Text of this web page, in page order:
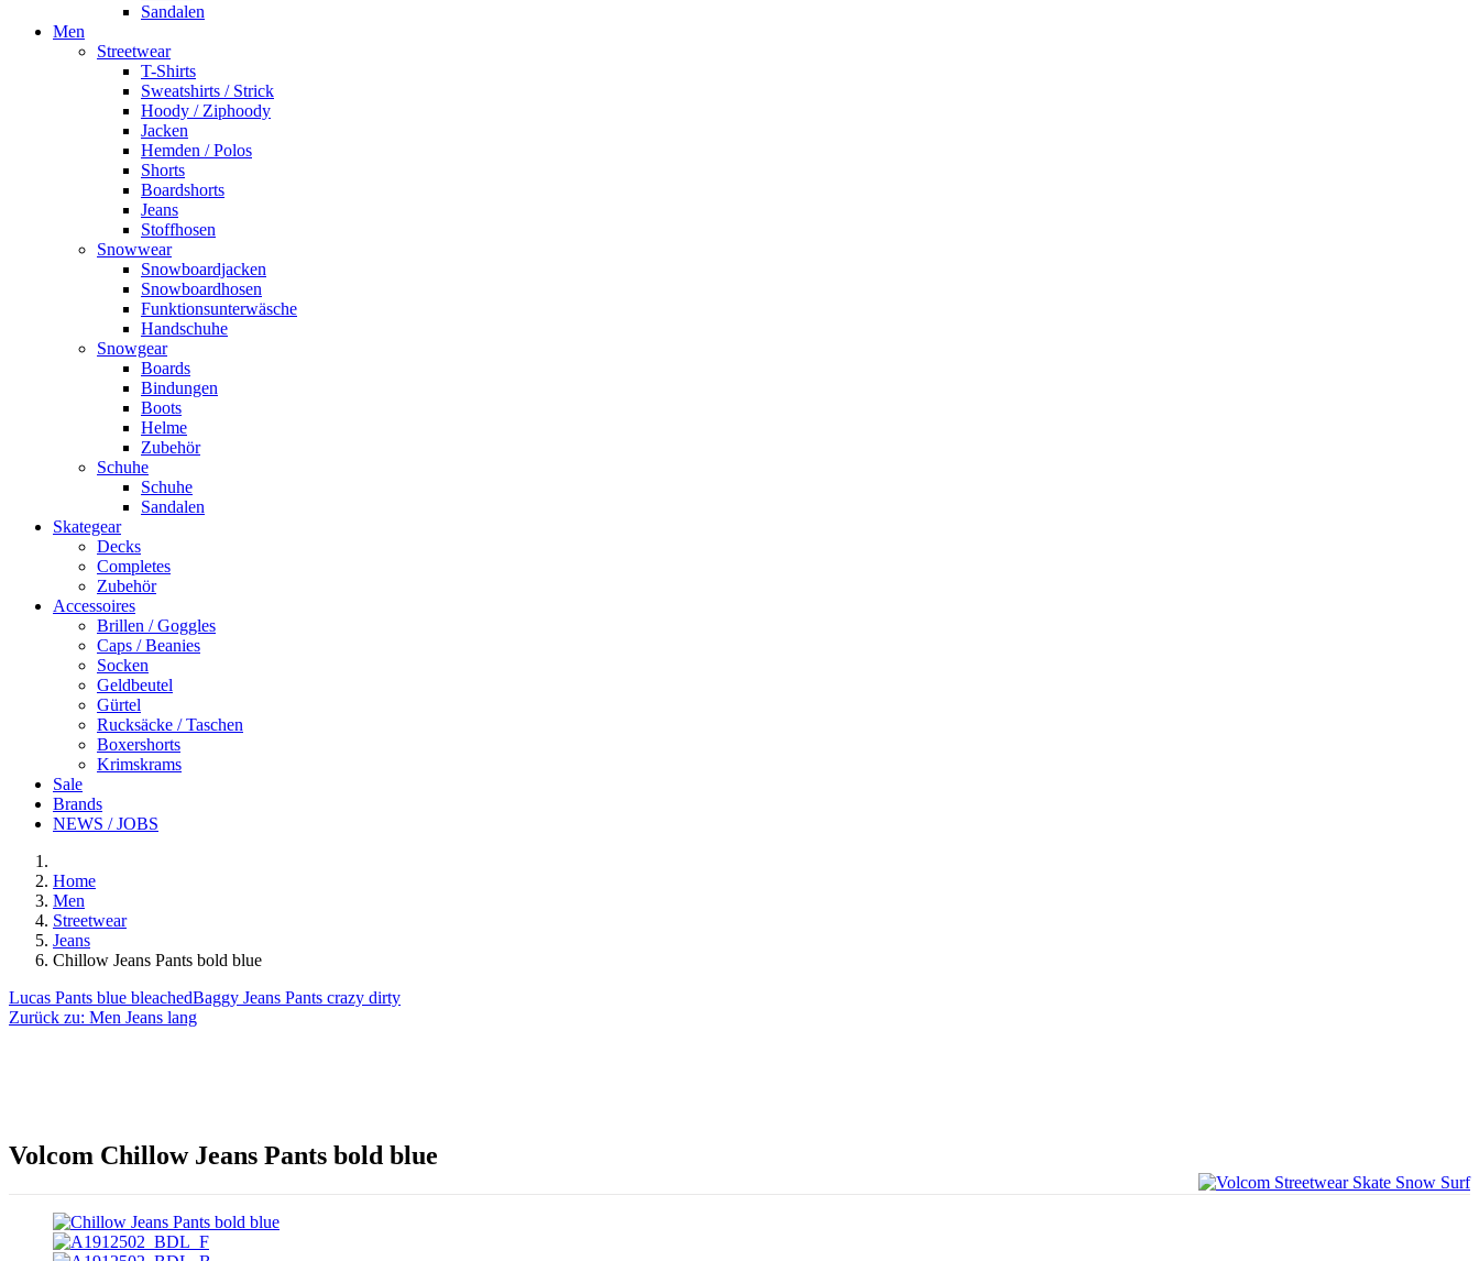
Sandalen
Men
Streetwear
T-Shirts
Sweatshirts / Strick
Hoody / Ziphoody
Jacken
Hemden / Polos
Shorts
Boardshorts
Jeans
Stoffhosen
Snowwear
Snowboardjacken
Snowboardhosen
Funktionsunterwäsche
Handschuhe
Snowgear
Boards
Bindungen
Boots
Helme
Zubehör
Schuhe
Schuhe
Sandalen
Skategear
Decks
Completes
Zubehör
Accessoires
Brillen / Goggles
Caps / Beanies
Socken
Geldbeutel
Gürtel
Rucksäcke / Taschen
Boxershorts
Krimskrams
Sale
Brands
NEWS / JOBS
Home
Men
Streetwear
Jeans
Chillow Jeans Pants bold blue
Lucas Pants blue bleachedBaggy Jeans Pants crazy dirty
Zurück zu: Men Jeans lang
Volcom Chillow Jeans Pants bold blue